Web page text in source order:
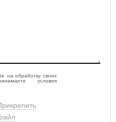
на обработку своих
условия